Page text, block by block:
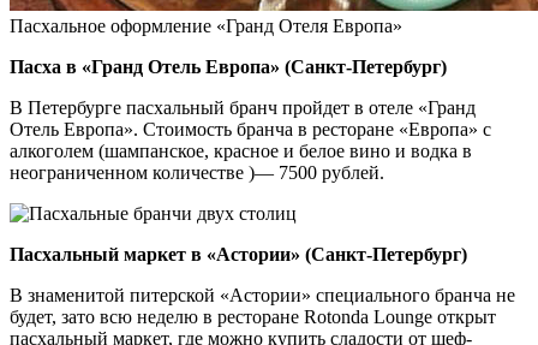
Пасхальное оформление «Гранд Отеля Европа»
Пасха в «Гранд Отель Европа» (Санкт-Петербург)
В Петербурге пасхальный бранч пройдет в отеле «Гранд
Отель Европа». Стоимость бранча в ресторане «Европа» с
алкоголем (шампанское, красное и белое вино и водка в
неограниченном количестве )— 7500 рублей.
Пасхальный маркет в «Астории» (Санкт-Петербург)
В знаменитой питерской «Астории» специального бранча не
будет, зато всю неделю в ресторане Rotonda Lounge открыт
пасхальный маркет, где можно купить сладости от шеф-